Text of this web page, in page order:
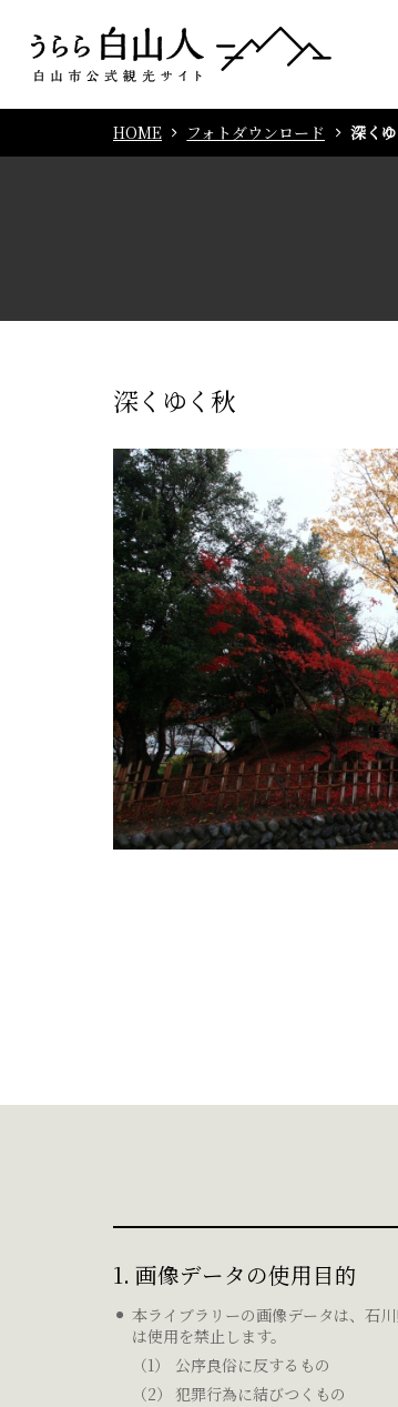
HOME フォトダウンロード 深く
深くゆく秋
1. 画像データの使用目的
本ライブラリーの画像データは、石
は使用を禁止します。
公序良俗に反するもの
犯罪行為に結びつくもの